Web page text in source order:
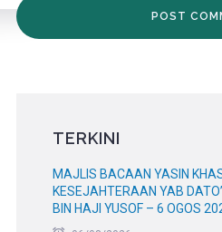
TERKINI
MAJLIS BACAAN YASIN
KESEJAHTERAAN YAB
BIN HAJI YUSOF – 6 OGOS